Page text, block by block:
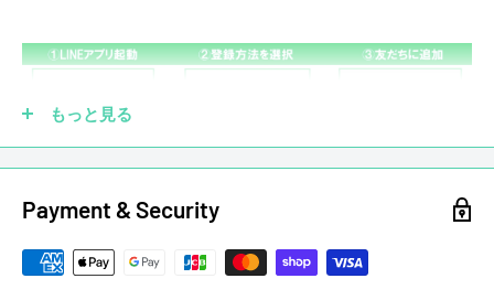
ん純正品がなくても買取させていただきます。他にも、ブリ
取させていただきます。
☑ 傷あり
もっと見る
Payment & Security